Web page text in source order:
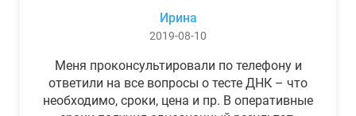
Ирина
2019-08-10
Меня проконсультировали по телефону и
ответили на все вопросы о тесте ДНК – что
необходимо, сроки, цена и пр. В оперативные